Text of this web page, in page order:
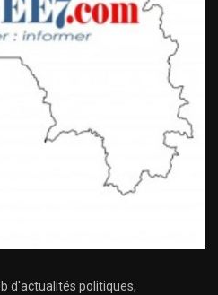
d'actualités politiques,